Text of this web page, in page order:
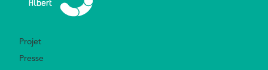
Footer
Projet
Presse